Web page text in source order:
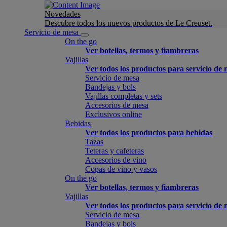
Novedades
Descubre todos los nuevos productos de Le Creuset.
Servicio de mesa
On the go
Ver botellas, termos y fiambreras
Vajillas
Ver todos los productos para servicio de
Servicio de mesa
Bandejas y bols
Vajillas completas y sets
Accesorios de mesa
Exclusivos online
Bebidas
Ver todos los productos para bebidas
Tazas
Teteras y cafeteras
Accesorios de vino
Copas de vino y vasos
On the go
Ver botellas, termos y fiambreras
Vajillas
Ver todos los productos para servicio de
Servicio de mesa
Bandejas y bols